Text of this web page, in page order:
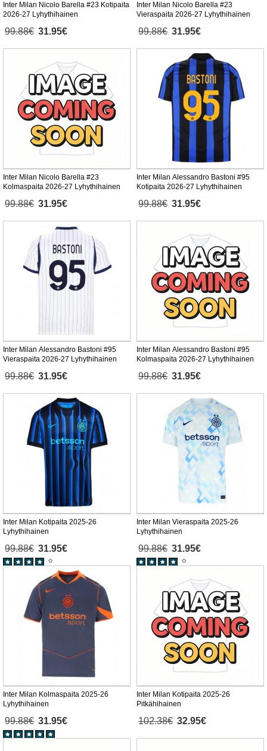
Inter Milan Nicolo Barella #23 Kotipaita
2026-27 Lyhythihainen
99.88€ 31.95€
Inter Milan Nicolo Barella #23
Vieraspaita 2026-27 Lyhythihainen
99.88€ 31.95€
Inter Milan Nicolo Barella #23
Kolmaspaita 2026-27 Lyhythihainen
99.88€ 31.95€
Inter Milan Alessandro Bastoni #95
Kotipaita 2026-27 Lyhythihainen
99.88€ 31.95€
Inter Milan Alessandro Bastoni #95
Vieraspaita 2026-27 Lyhythihainen
99.88€ 31.95€
Inter Milan Alessandro Bastoni #95
Kolmaspaita 2026-27 Lyhythihainen
99.88€ 31.95€
Inter Milan Kotipaita 2025-26
Lyhythihainen
99.88€ 31.95€
Inter Milan Vieraspaita 2025-26
Lyhythihainen
99.88€ 31.95€
Inter Milan Kolmaspaita 2025-26
Lyhythihainen
99.88€ 31.95€
Inter Milan Kotipaita 2025-26
Pitkähihainen
102.38€ 32.95€